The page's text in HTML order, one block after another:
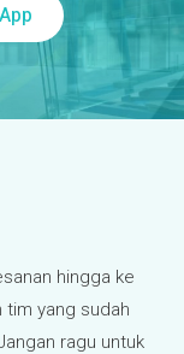
hingga ke
tim yang sudah
ragu untuk